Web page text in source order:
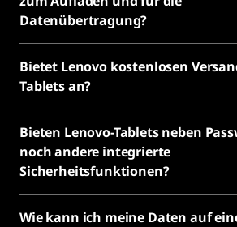
Datenübertragung?
Bietet Lenovo kostenlosen
Tablets an?
Bieten Lenovo-Tablets neben
noch andere integrierte
Sicherheitsfunktionen?
Wie kann ich meine Daten auf